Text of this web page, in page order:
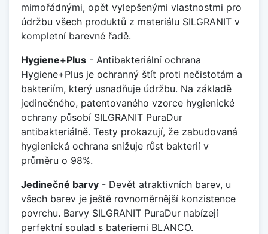
mimořádnými, opět vylepšenými vlastnostmi pro
údržbu všech produktů z materiálu SILGRANIT v
kompletní barevné řadě.
Hygiene+Plus - Antibakteriální ochrana
Hygiene+Plus je ochranný štít proti nečistotám a
bakteriím, který usnadňuje údržbu. Na základě
jedinečného, patentovaného vzorce hygienické
ochrany působí SILGRANIT PuraDur
antibakteriálně. Testy prokazují, že zabudovaná
hygienická ochrana snižuje růst bakterií v
průměru o 98%.
Jedinečné barvy - Devět atraktivních barev, u
všech barev je ještě rovnoměrnější konzistence
povrchu. Barvy SILGRANIT PuraDur nabízejí
perfektní soulad s bateriemi BLANCO.